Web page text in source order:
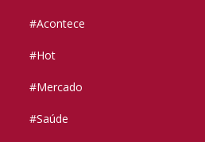
#Acontece
#Hot
#Mercado
#Saúde